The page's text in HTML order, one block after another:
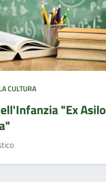
CULTURA
"Ex Asilo